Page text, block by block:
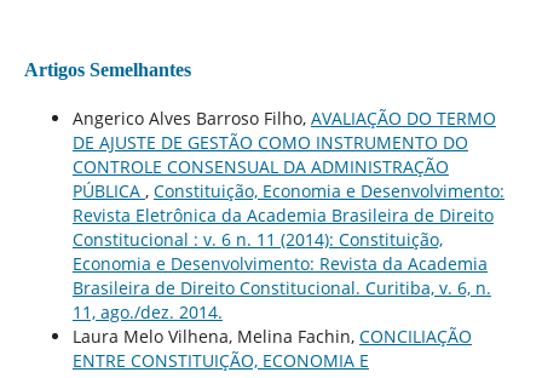
Artigos Semelhantes
Angerico Alves Barroso Filho, AVALIAÇÃO DO TERMO
DE AJUSTE DE GESTÃO COMO INSTRUMENTO DO
CONTROLE CONSENSUAL DA ADMINISTRAÇÃO
PÚBLICA , Constituição, Economia e Desenvolvimento:
Revista Eletrônica da Academia Brasileira de Direito
Constitucional : v. 6 n. 11 (2014): Constituição,
Economia e Desenvolvimento: Revista da Academia
Brasileira de Direito Constitucional. Curitiba, v. 6, n.
11, ago./dez. 2014.
Laura Melo Vilhena, Melina Fachin, CONCILIAÇÃO
ENTRE CONSTITUIÇÃO, ECONOMIA E